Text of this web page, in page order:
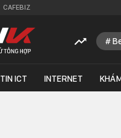
CAFEBIZ
TIN ICT INTERNET